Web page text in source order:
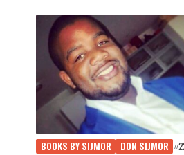
BOOKS BY SIJMOR DON SIJMOR